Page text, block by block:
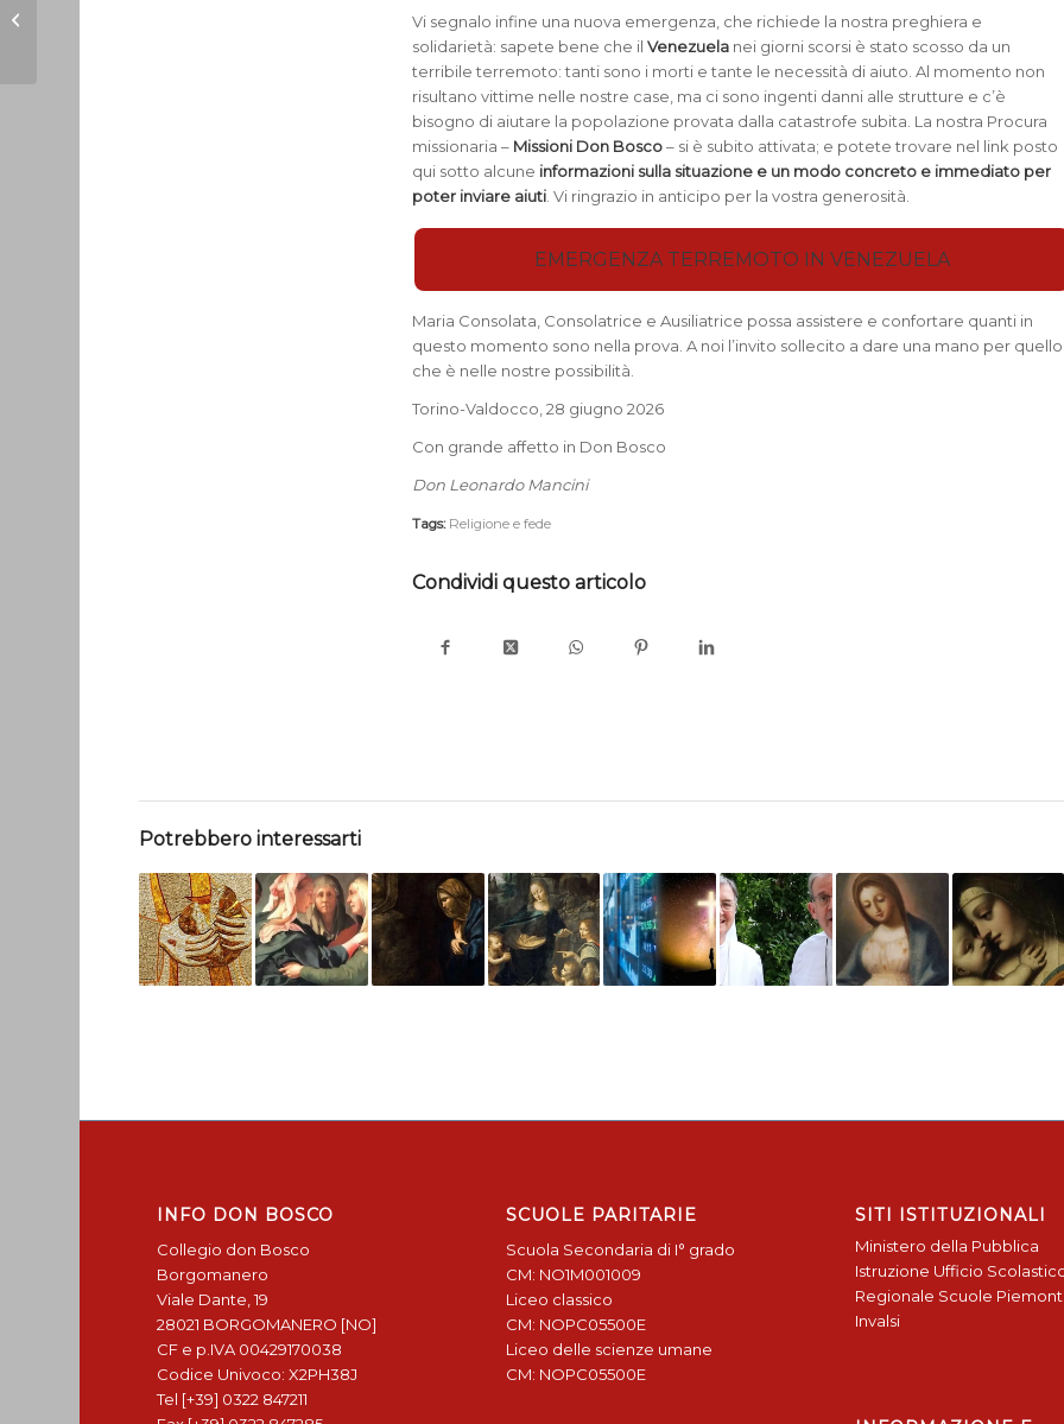
Vi segnalo infine una nuova emergenza, che richiede la nostra preghiera e
solidarietà: sapete bene che ilVenezuela nei giorni scorsi è stato scosso da un
terribile terremoto: tanti sono i morti e tante le necessità di aiuto. Al momento non
risultano vittime nelle nostre case, ma ci sono ingenti danni alle strutture e c’è
bisogno di aiutare la popolazione provata dalla catastrofe subita. La nostra Procura
missionaria – Missioni Don Bosco– si è subito attivata; e potete trovare nel link posto
qui sotto alcune informazioni sulla situazione e un modo concreto e immediato per
poter inviare aiuti. Vi ringrazio in anticipo per la vostra generosità.
EMERGENZA TERREMOTO IN VENEZUELA
Maria Consolata, Consolatrice e Ausiliatrice possa assistere e confortare quanti in
questo momento sono nella prova. A noi l’invito sollecito a dare una mano per quello
che è nelle nostre possibilità.
Torino-Valdocco, 28 giugno 2026
Con grande affetto in Don Bosco
Don Leonardo Mancini
Tags: Religione e fede
Condividi questo articolo
Potrebbero interessarti
INFO DON BOSCO
Collegio don Bosco
Borgomanero
Viale Dante, 19
28021 BORGOMANERO [NO]
CF e p.IVA 00429170038
Codice Univoco: X2PH38J
Tel [+39] 0322 847211
SCUOLE PARITARIE
Scuola Secondaria di I° grado
CM: NO1M001009
Liceo classico
CM: NOPC05500E
Liceo delle scienze umane
CM: NOPC05500E
SITI ISTITUZIONALI
Ministero della Pubblica
Istruzione Ufficio
Regionale Scuole
Invalsi